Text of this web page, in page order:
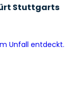
Stuttgarts